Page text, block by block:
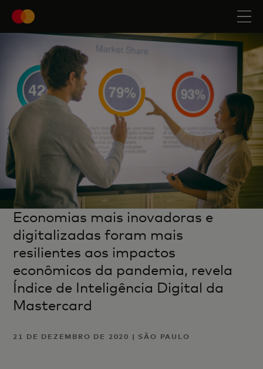
Economias mais inovadoras e
digitalizadas foram mais
resilientes aos impactos
econômicos da pandemia, revela
Índice de Inteligência Digital da
Mastercard
21 DE DEZEMBRO DE 2020 | SÃO PAULO